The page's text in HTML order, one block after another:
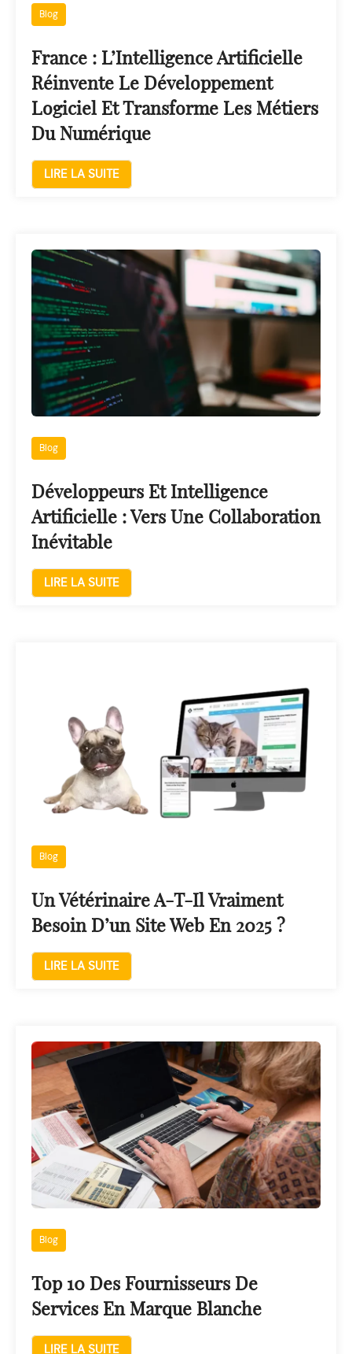
Blog
France : L’Intelligence Artificielle
Réinvente Le Développement
Logiciel Et Transforme Les Métiers
Du Numérique
LIRE LA SUITE
Blog
Développeurs Et Intelligence
Artificielle : Vers Une Collaboration
Inévitable
LIRE LA SUITE
Blog
Un Vétérinaire A-T-Il Vraiment
Besoin D’un Site Web En 2025 ?
LIRE LA SUITE
Blog
Top 10 Des Fournisseurs De
Services En Marque Blanche
LIRE LA SUITE